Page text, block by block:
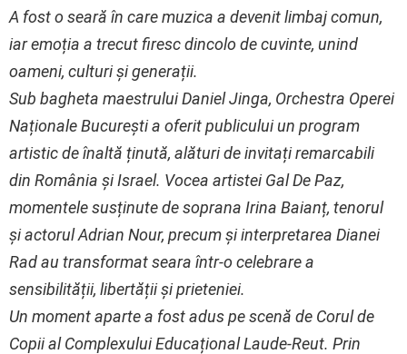
A fost o seară în care muzica a devenit limbaj comun,
iar emoția a trecut firesc dincolo de cuvinte, unind
oameni, culturi și generații.
Sub bagheta maestrului Daniel Jinga, Orchestra Operei
Naționale București a oferit publicului un program
artistic de înaltă ținută, alături de invitați remarcabili
din România și Israel. Vocea artistei Gal De Paz,
momentele susținute de soprana Irina Baianț, tenorul
și actorul Adrian Nour, precum și interpretarea Dianei
Rad au transformat seara într-o celebrare a
sensibilității, libertății și prieteniei.
Un moment aparte a fost adus pe scenă de Corul de
Copii al Complexului Educațional Laude-Reut. Prin